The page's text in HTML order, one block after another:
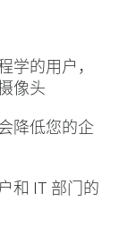
学的用户，
像头
降低您的企
和 IT 部门的